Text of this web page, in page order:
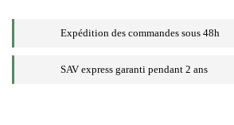
Expédition des commandes sous 48h
SAV express garanti pendant 2 ans